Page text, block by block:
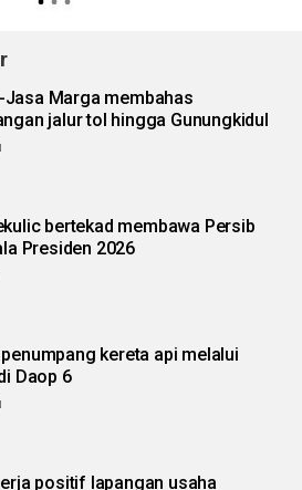
Jasa Marga membahas
jalur tol hingga Gunungkidul
bertekad membawa Persib
Presiden 2026
kereta api melalui
Daop 6
positif lapangan usaha